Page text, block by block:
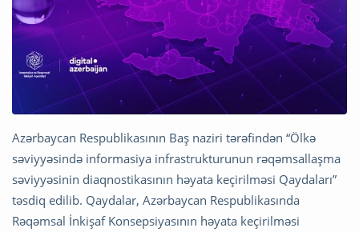
Azərbaycan Respublikasının Baş naziri tərəfindən “Ölkə
səviyyəsində informasiya infrastrukturunun rəqəmsallaşma
səviyyəsinin diaqnostikasının həyata keçirilməsi Qaydaları”
təsdiq edilib. Qaydalar, Azərbaycan Respublikasında
Rəqəmsal İnkişaf Konsepsiyasının həyata keçirilməsi